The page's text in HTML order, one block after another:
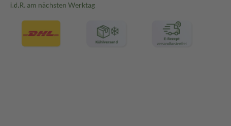
i.d.R. am nächsten Werktag